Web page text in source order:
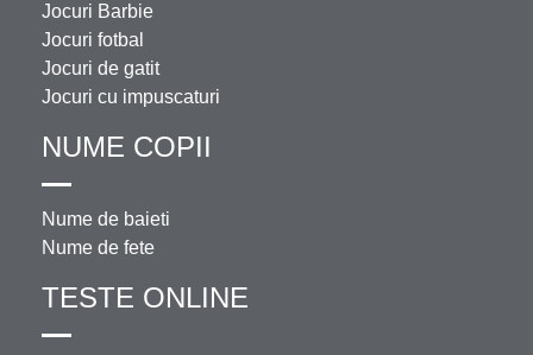
Jocuri Barbie
Jocuri fotbal
Jocuri de gatit
Jocuri cu impuscaturi
NUME COPII
Nume de baieti
Nume de fete
TESTE ONLINE